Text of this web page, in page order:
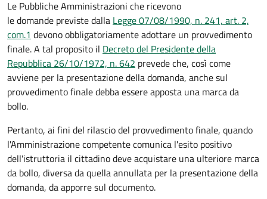
Le Pubbliche Amministrazioni che ricevono
le domande previste dalla Legge 07/08/1990, n. 241, art. 2,
com.1 devono obbligatoriamente adottare un provvedimento
finale. A tal proposito il Decreto del Presidente della
Repubblica 26/10/1972, n. 642 prevede che, così come
avviene per la presentazione della domanda, anche sul
provvedimento finale debba essere apposta una marca da
bollo.
Pertanto, ai fini del rilascio del provvedimento finale, quando
l'Amministrazione competente comunica l'esito positivo
dell'istruttoria il cittadino deve acquistare una ulteriore marca
da bollo, diversa da quella annullata per la presentazione della
domanda, da apporre sul documento.